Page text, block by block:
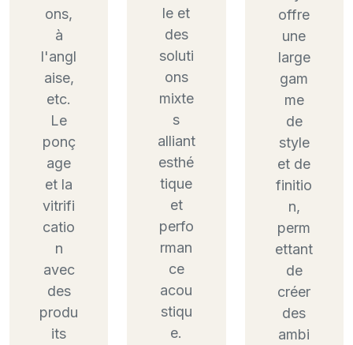
ons,
à
l'angl
aise,
etc.
Le
ponç
age
et la
vitrifi
catio
n
avec
des
produ
its
le et
des
soluti
ons
mixte
s
alliant
esthé
tique
et
perfo
rman
ce
acou
stiqu
e.
offre
une
large
gam
me
de
style
et de
finitio
n,
perm
ettant
de
créer
des
ambi